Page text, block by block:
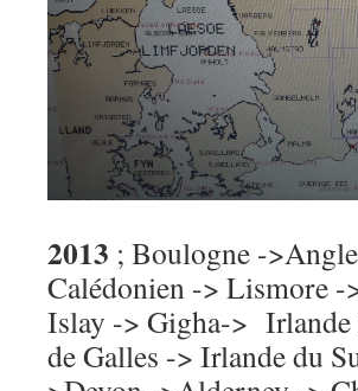
2013 ; Boulogne -
Calédonien -> Lismore
Islay -> Gigha->
de Galles -> Irlande du